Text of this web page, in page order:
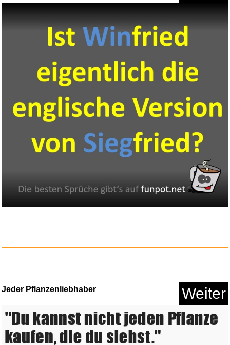
Bosch PRO 18V System Akku
GBA ...
Anzeige
Jeder Pflanzenliebhaber Weiter